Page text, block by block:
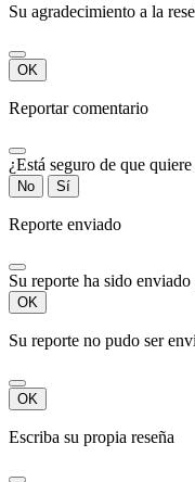
Su agradecimiento a la
OK
Reportar comentario
¿Está seguro de que
No Sí
Reporte enviado
Su reporte ha sido
OK
Su reporte no pudo ser
OK
Escriba su propia reseña